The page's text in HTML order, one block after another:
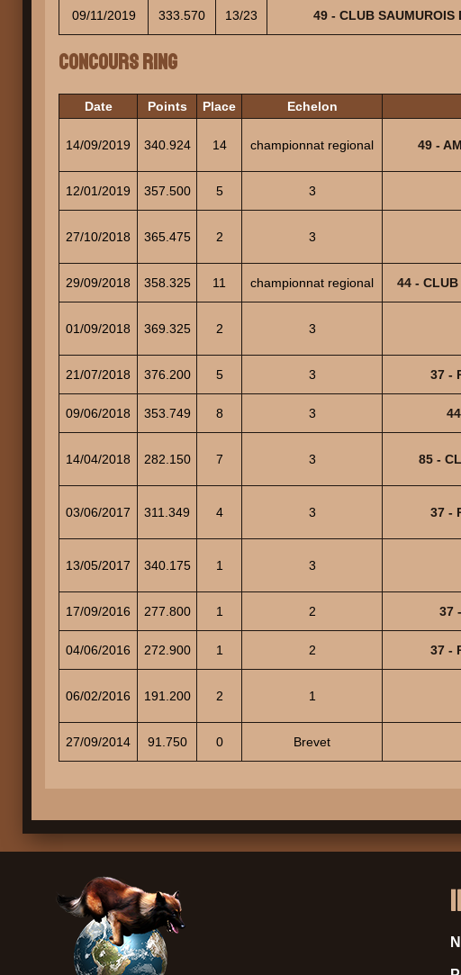
09/11/2019 333.570 13/23 49 - CLUB
Concours Ring
Date Points Place Echelon
14/09/2019 340.924 14 championnat regional 49 -
12/01/2019 357.500 5 3
27/10/2018 365.475 2 3
29/09/2018 358.325 11 championnat regional 44 -
01/09/2018 369.325 2 3
21/07/2018 376.200 5 3 37 -
09/06/2018 353.749 8 3
14/04/2018 282.150 7 3 85 -
03/06/2017 311.349 4 3 37 -
13/05/2017 340.175 1 3
17/09/2016 277.800 1 2 37
04/06/2016 272.900 1 2 37 -
06/02/2016 191.200 2 1
27/09/2014 91.750 0 Brevet